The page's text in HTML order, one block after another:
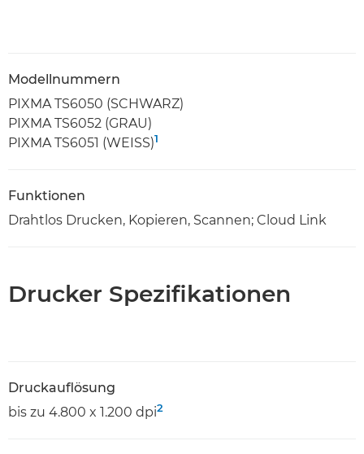
Modellnummern
PIXMA TS6050 (SCHWARZ)
PIXMA TS6052 (GRAU)
PIXMA TS6051 (WEISS)1
Funktionen
Drahtlos Drucken, Kopieren, Scannen; Cloud Link
Drucker Spezifikationen
Druckauflösung
bis zu 4.800 x 1.200 dpi2